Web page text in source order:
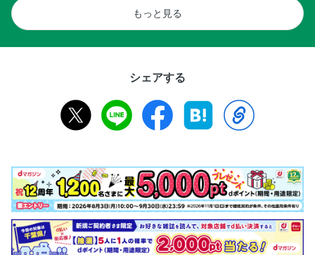
もっと見る
シェアする